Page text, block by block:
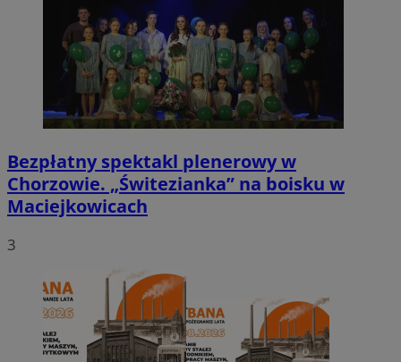
Bezpłatny spektakl plenerowy w
Chorzowie. „Świtezianka” na boisku w
Maciejkowicach
3